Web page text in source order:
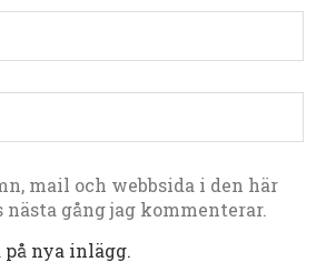
mail och webbsida i den här
gång jag kommenterar.
på nya inlägg.